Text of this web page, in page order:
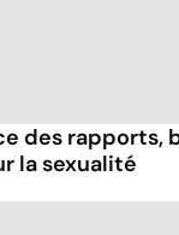
des rapports,
la sexualité